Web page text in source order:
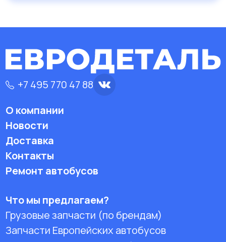
+7 495 770 47 88
О компании
Новости
Доставка
Контакты
Ремонт автобусов
Что мы предлагаем?
Грузовые запчасти (по брендам)
Запчасти Европейских автобусов